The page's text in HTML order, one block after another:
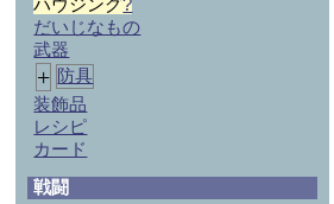
だいじなもの
武器
+ 防具
装飾品
レシピ
カード
戦闘